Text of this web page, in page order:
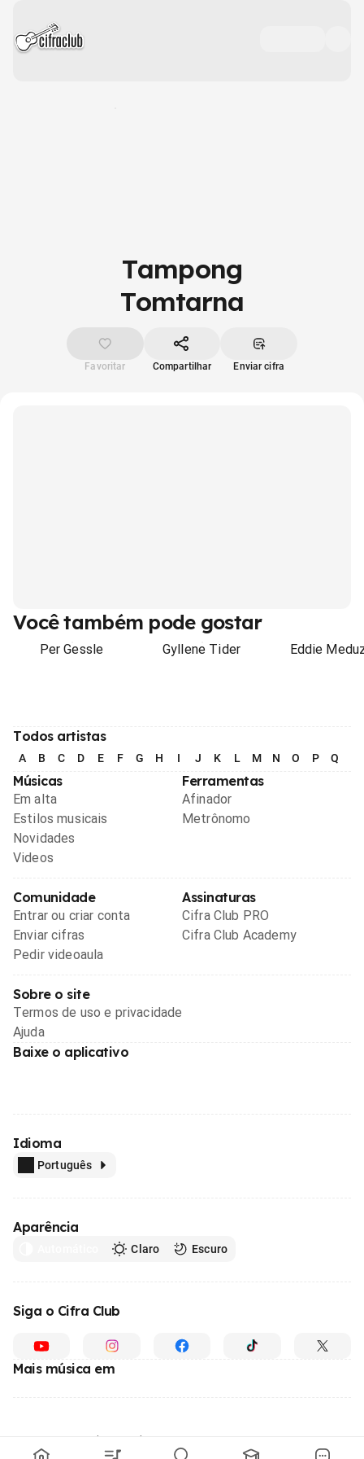
Tampong
Tomtarna
Favoritar Compartilhar Enviar cifra
Você também pode gostar
Per Gessle Gyllene Tider Eddie
Todos artistas
A B C D E F G H I J K L M N O P Q
Músicas
Em alta
Estilos musicais
Novidades
Videos
Ferramentas
Afinador
Metrônomo
Comunidade
Entrar ou criar conta
Enviar cifras
Pedir videoaula
Assinaturas
Cifra Club PRO
Cifra Club Academy
Sobre o site
Termos de uso e privacidade
Ajuda
Baixe o aplicativo
Idioma
Português
Aparência
Claro Escuro
Siga o Cifra Club
Mais música em
© 1996 - 2026, o maior site de ensino de música do Brasil